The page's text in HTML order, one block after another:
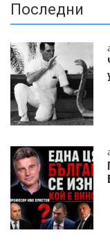
Последни